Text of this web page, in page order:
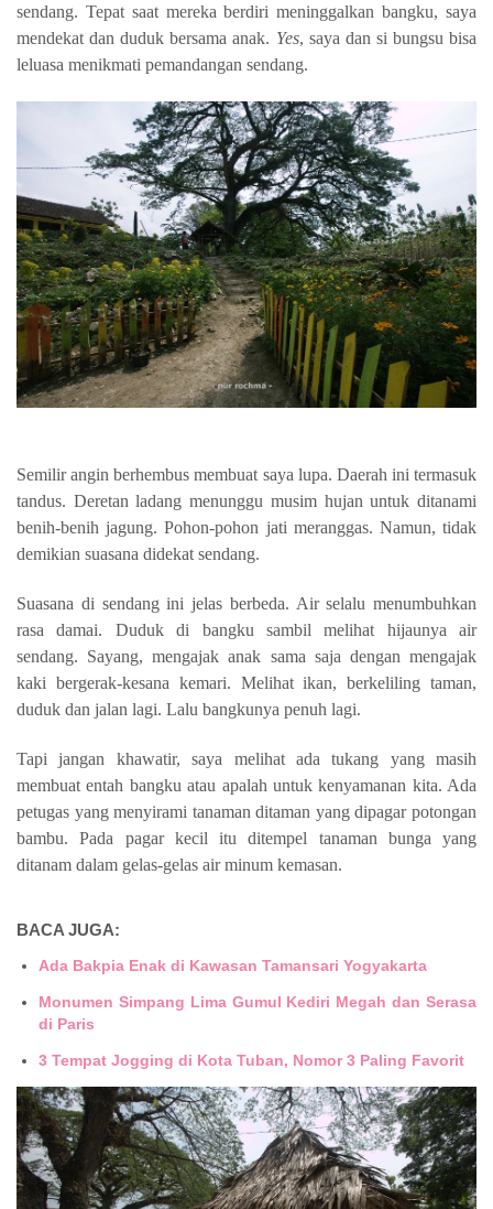
sendang. Tepat saat mereka berdiri meninggalkan bangku, saya
mendekat dan duduk bersama anak. Yes, saya dan si bungsu bisa
leluasa menikmati pemandangan sendang.
Semilir angin berhembus membuat saya lupa. Daerah ini termasuk
tandus. Deretan ladang menunggu musim hujan untuk ditanami
benih-benih jagung. Pohon-pohon jati meranggas. Namun, tidak
demikian suasana didekat sendang.
Suasana di sendang ini jelas berbeda. Air selalu menumbuhkan
rasa damai. Duduk di bangku sambil melihat hijaunya air
sendang. Sayang, mengajak anak sama saja dengan mengajak
kaki bergerak-kesana kemari. Melihat ikan, berkeliling taman,
duduk dan jalan lagi. Lalu bangkunya penuh lagi.
Tapi jangan khawatir, saya melihat ada tukang yang masih
membuat entah bangku atau apalah untuk kenyamanan kita. Ada
petugas yang menyirami tanaman ditaman yang dipagar potongan
bambu. Pada pagar kecil itu ditempel tanaman bunga yang
ditanam dalam gelas-gelas air minum kemasan.
BACA JUGA:
Ada Bakpia Enak di Kawasan Tamansari Yogyakarta
Monumen Simpang Lima Gumul Kediri Megah dan Serasa
di Paris
3 Tempat Jogging di Kota Tuban, Nomor 3 Paling Favorit